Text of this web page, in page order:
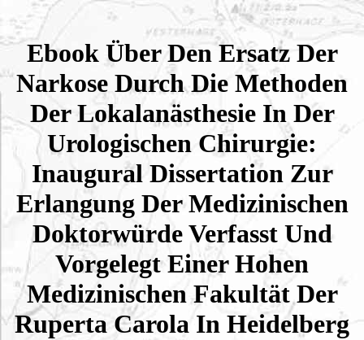
Ebook Über Den Ersatz Der
Narkose Durch Die Methoden
Der Lokalanästhesie In Der
Urologischen Chirurgie:
Inaugural Dissertation Zur
Erlangung Der Medizinischen
Doktorwürde Verfasst Und
Vorgelegt Einer Hohen
Medizinischen Fakultät Der
Ruperta Carola In Heidelberg